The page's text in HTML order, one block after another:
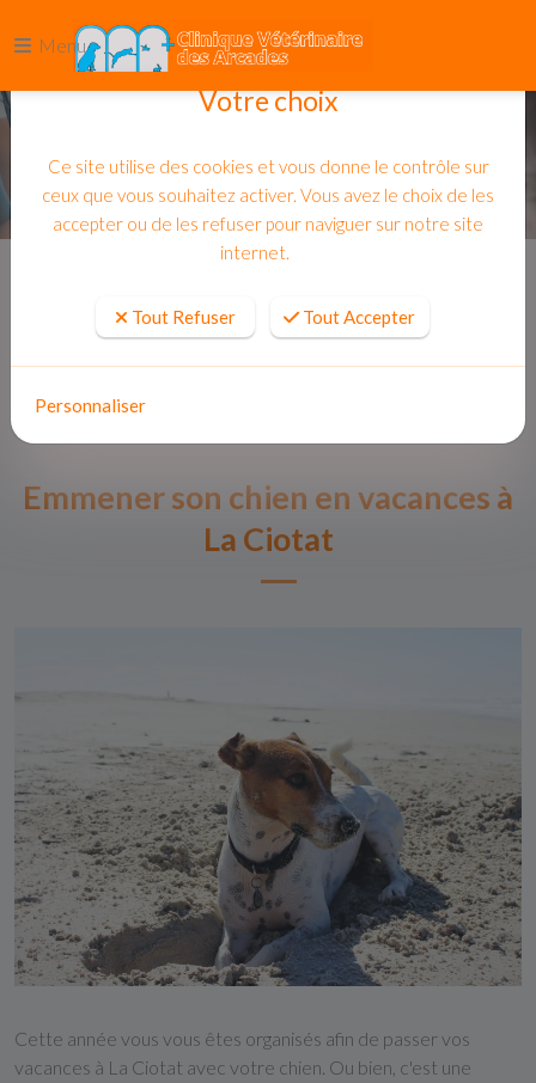
Menu
Emmener son chien en vacances à
La Ciotat
Cette année vous vous êtes organisés afin de passer vos
vacances à La Ciotat avec votre chien. Ou bien, c'est une
Votre choix
Ce site utilise des cookies et vous donne le contrôle sur
ceux que vous souhaitez activer. Vous avez le choix de les
accepter ou de les refuser pour naviguer sur notre site
internet.
Tout Refuser Tout Accepter
Personnaliser